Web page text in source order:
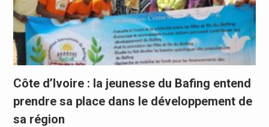
Côte d’Ivoire : la jeunesse du Bafing entend
prendre sa place dans le développement de
sa région